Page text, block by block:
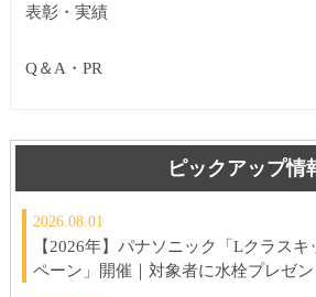
表彰・実績
Q＆A・PR
ピックアップ情
2026.08.01
【2026年】パナソニック「Lクラス
ペーン」開催｜対象者に水栓プレゼン